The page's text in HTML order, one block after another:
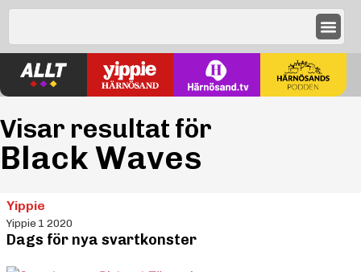
Visar resultat för
Black Waves
Yippie
Yippie 1 2020
Dags för nya svartkonster